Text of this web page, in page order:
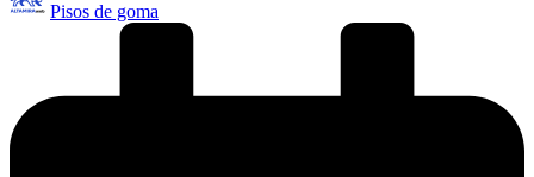
por
Pisos de goma